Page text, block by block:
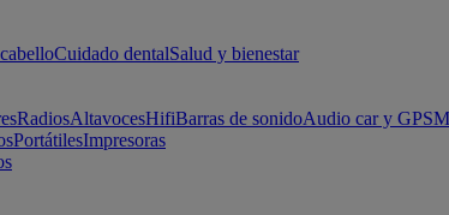
Cuidado dentalSalud y bienestar
RadiosAltavocesHifiBarras de sonidoAudio car y GPS
PortátilesImpresoras